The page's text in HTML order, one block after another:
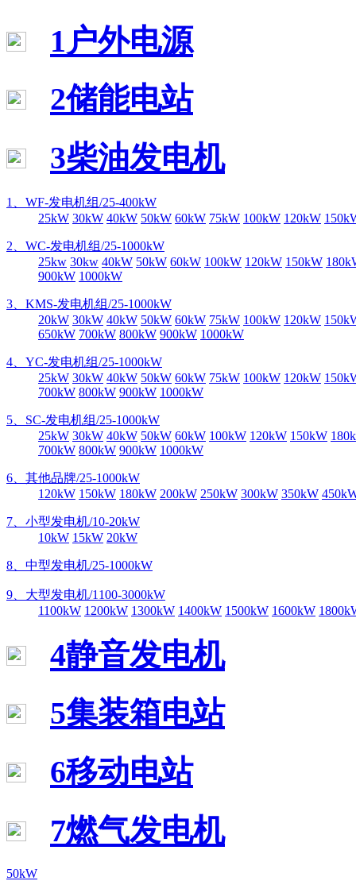
1户外电源
2储能电站
3柴油发电机
1、WF-发电机组/25-400kW
25kW 30kW 40kW 50kW 60kW 75kW 100kW 120kW
2、WC-发电机组/25-1000kW
25kw 30kw 40kW 50kW 60kW 100kW 120kW 150kW
900kW 1000kW
3、KMS-发电机组/25-1000kW
20kW 30kW 40kW 50kW 60kW 75kW 100kW 120kW
650kW 700kW 800kW 900kW 1000kW
4、YC-发电机组/25-1000kW
25kW 30kW 40kW 50kW 60kW 75kW 100kW 120kW
700kW 800kW 900kW 1000kW
5、SC-发电机组/25-1000kW
25kW 30kW 40kW 50kW 60kW 100kW 120kW 150kW
700kW 800kW 900kW 1000kW
6、其他品牌/25-1000kW
120kW 150kW 180kW 200kW 250kW 300kW 350kW
7、小型发电机/10-20kW
10kW 15kW 20kW
8、中型发电机/25-1000kW
9、大型发电机/1100-3000kW
1100kW 1200kW 1300kW 1400kW 1500kW 1600kW
4静音发电机
5集装箱电站
6移动电站
7燃气发电机
50kW